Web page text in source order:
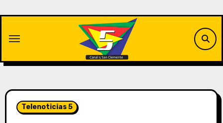
contenido
Telenoticias 5